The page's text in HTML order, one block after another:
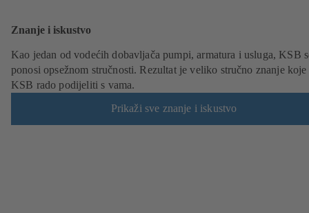
Znanje i iskustvo
Kao jedan od vodećih dobavljača pumpi, armatura i usluga, KSB
ponosi opsežnom stručnosti. Rezultat je veliko stručno znanje koje
KSB rado podijeliti s vama.
Prikaži sve znanje i iskustvo